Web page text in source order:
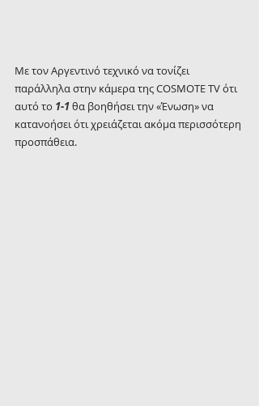
Με τον Αργεντινό τεχνικό να τονίζει
παράλληλα στην κάμερα της COSMOTE TV ότι
αυτό το 1-1 θα βοηθήσει την «Ένωση» να
κατανοήσει ότι χρειάζεται ακόμα περισσότερη
προσπάθεια.